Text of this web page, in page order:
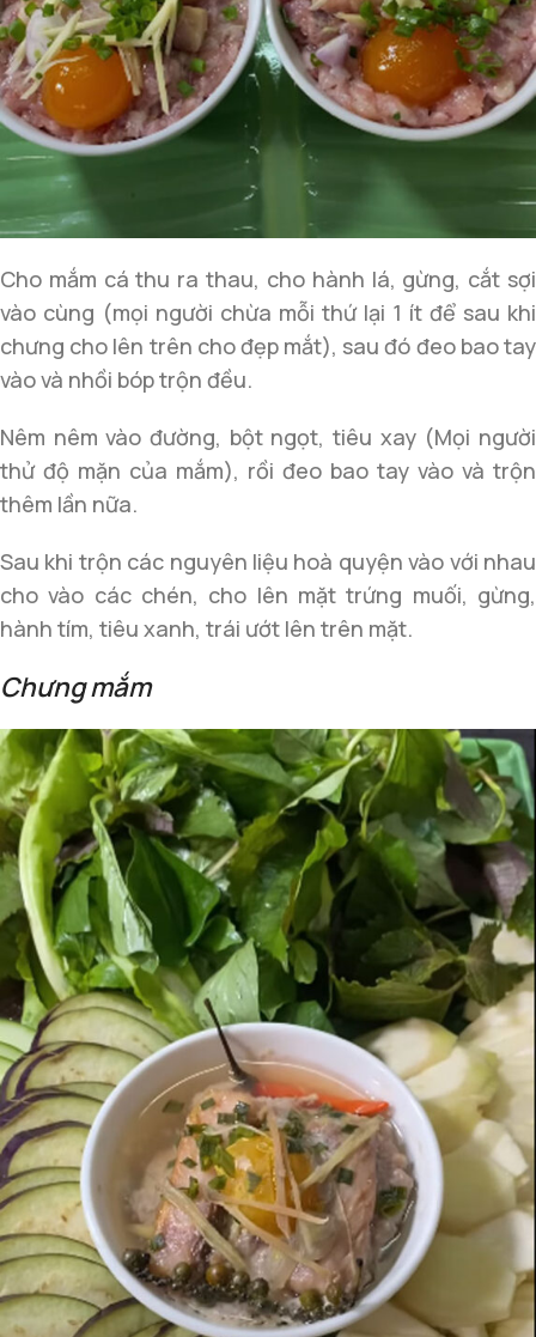
Cho mắm cá thu ra thau, cho hành lá, gừng, cắt sợi
vào cùng (mọi người chừa mỗi thứ lại 1 ít để sau khi
chưng cho lên trên cho đẹp mắt), sau đó đeo bao tay
vào và nhồi bóp trộn đều.
Nêm nêm vào đường, bột ngọt, tiêu xay (Mọi người
thử độ mặn của mắm), rồi đeo bao tay vào và trộn
thêm lần nữa.
Sau khi trộn các nguyên liệu hoà quyện vào với nhau
cho vào các chén, cho lên mặt trứng muối, gừng,
hành tím, tiêu xanh, trái ướt lên trên mặt.
Chưng mắm